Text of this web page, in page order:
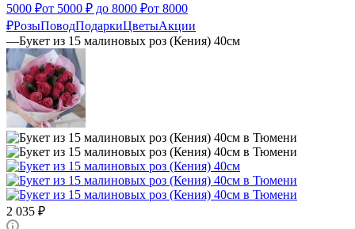
5000 ₽от 5000 ₽ до 8000 ₽от 8000
₽РозыПоводПодаркиЦветыАкции
—Букет из 15 малиновых роз (Кения) 40см
2 035 ₽